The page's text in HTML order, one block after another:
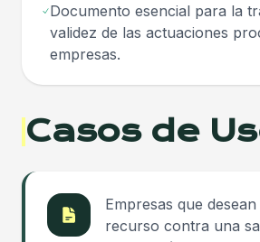
Documento esencial para la
validez de las actuaciones
empresas.
Casos de
Empresas que
recurso contra una